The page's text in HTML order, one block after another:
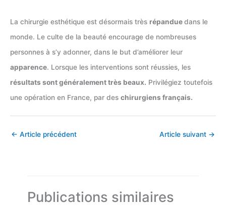
La chirurgie esthétique est désormais très répanduedans le
monde. Le culte de la beauté encourage de nombreuses
personnes à s’y adonner, dans le but d’améliorer leur
apparence. Lorsque les interventions sont réussies, les
résultats sont généralement très beaux. Privilégiez toutefois
une opération en France, par des chirurgiens français.
← Article précédent Article suivant →
Publications similaires